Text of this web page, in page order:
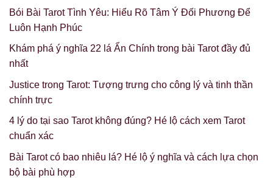
Bói Bài Tarot Tình Yêu: Hiểu Rõ Tâm Ý Đối Phương Để
Luôn Hạnh Phúc
Khám phá ý nghĩa 22 lá Ẩn Chính trong bài Tarot đầy đủ
nhất
Justice trong Tarot: Tượng trưng cho công lý và tinh thần
chính trực
4 lý do tại sao Tarot không đúng? Hé lộ cách xem Tarot
chuẩn xác
Bài Tarot có bao nhiêu lá? Hé lộ ý nghĩa và cách lựa chọn
bộ bài phù hợp